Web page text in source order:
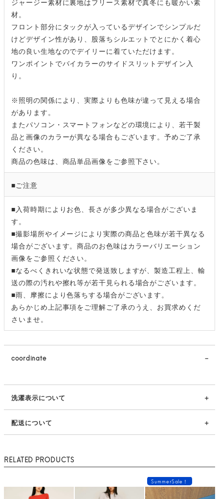
材。
フロント部分にタックが入っているデザインでシンプルだ
けどデザイン性があり、股落ちシルエットでとにかく着心
地の良い生地なのでデイリーに着ていただけます。
ワンポイントでバイカラーのサイドスリットデザイン入
り。
※照明の関係により、実際よりも色味が違って見える場合
があります。
またパソコン・スマートフォンなどの環境により、若干製
品と画像のカラーが異なる場合もございます。予めご了承
ください。
商品の色味は、商品単品画像をご参照下さい。
■ご注意
■入荷時期によりお色、長さが多少異なる場合がございま
す。
■撮影場所やイメージにより実際の商品と色味が若干異なる
場合がございます。商品のお色味はカラーバリエーション
画像をご参照ください。
■なるべくきれいな状態で発送致しますが、製造工程上、輸
送の際の汚れや擦れ等が若干見られる場合がございます。
■雨、摩擦により色落ちする場合がございます。
あらかじめ上記事項をご理解ご了承のうえ、お買求めくだ
さいませ。
coordinate
洗濯表示について
配送について
RELATED PRODUCTS
SummerSale！